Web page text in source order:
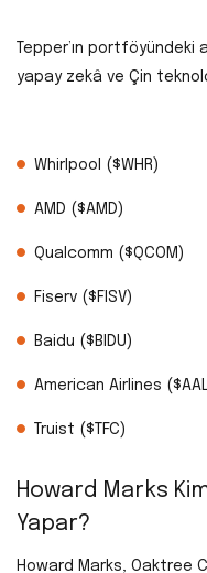
Tepper’ın portföyündeki
yapay zekâ ve Çin
Whirlpool ($WHR)
AMD ($AMD)
Qualcomm ($QCOM)
Fiserv ($FISV)
Baidu ($BIDU)
American Airlines
Truist ($TFC)
Howard Marks
Yapar?
Howard Marks, Oaktree